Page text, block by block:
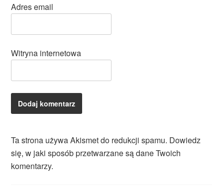
Adres email
Witryna internetowa
Ta strona używa Akismet do redukcji spamu. Dowiedz
się, w jaki sposób przetwarzane są dane Twoich
komentarzy.